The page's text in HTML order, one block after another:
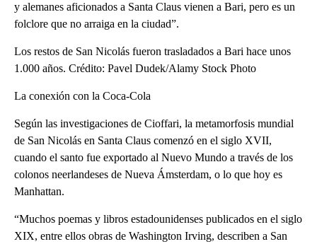
y alemanes aficionados a Santa Claus vienen a Bari, pero es un
folclore que no arraiga en la ciudad”.
Los restos de San Nicolás fueron trasladados a Bari hace unos
1.000 años. Crédito: Pavel Dudek/Alamy Stock Photo
La conexión con la Coca-Cola
Según las investigaciones de Cioffari, la metamorfosis mundial
de San Nicolás en Santa Claus comenzó en el siglo XVII,
cuando el santo fue exportado al Nuevo Mundo a través de los
colonos neerlandeses de Nueva Ámsterdam, o lo que hoy es
Manhattan.
“Muchos poemas y libros estadounidenses publicados en el siglo
XIX, entre ellos obras de Washington Irving, describen a San